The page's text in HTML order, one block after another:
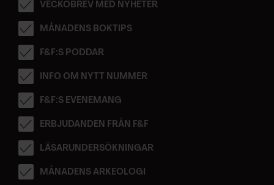
VECKOBREV MED NYHETER
MÅNADENS BOKTIPS
F&F:S PODDAR
INFO OM NYTT NUMMER
F&F:S EVENEMANG
ERBJUDANDEN FRÅN F&F
LÄSARUNDERSÖKNINGAR
MÅNADENS ARKEOLOGI